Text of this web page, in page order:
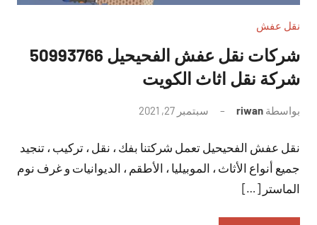
نقل عفش
شركات نقل عفش الفحيحيل 50993766
شركة نقل اثاث الكويت
بواسطة riwan سبتمبر 27, 2021
تعليقات
نقل عفش الفحيحيل تعمل شركتنا بفك ، نقل ، تركيب ، تنجيد
جميع أنواع الأثاث ، الموبيليا ، الأطقم ، الديوانيات و غرف نوم
الماستر […]